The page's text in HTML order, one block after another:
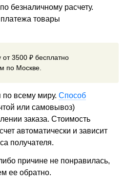
безналичному расчету.
товары
3500 ₽ бесплатно
по Москве.
всему миру. Способ
или самовывоз)
заказа. Стоимость
автоматически и зависит
получателя.
причине не понравилась,
ее обратно.